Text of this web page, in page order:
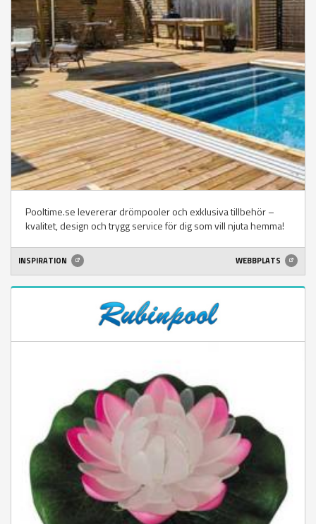
Pooltime.se levererar drömpooler och exklusiva tillbehör –
kvalitet, design och trygg service för dig som vill njuta hemma!
INSPIRATION WEBBPLATS